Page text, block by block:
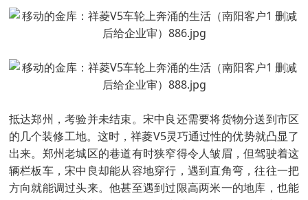
抵达郑州，考验并未结束。宋中良还需要将货物分送到市区
的几个装修工地。这时，祥菱V5灵巧通过性的优势就凸显了
出来。郑州老城区的巷道有时狭窄得令人皱眉，但驾驶着这
辆栏板车，宋中良却能从容地穿行，遇到直角弯，往往一把
方向就能调过头来。他甚至遇到过限高两米一的地库，也能